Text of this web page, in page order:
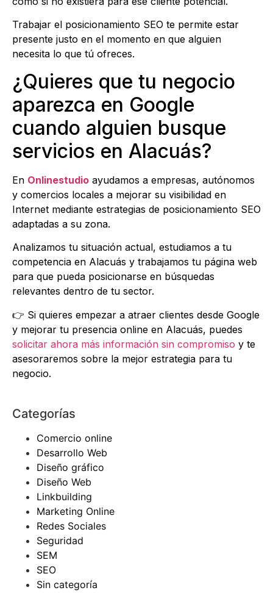
Trabajar el posicionamiento SEO te permite estar
presente justo en el momento en que alguien
necesita lo que tú ofreces.
¿Quieres que tu negocio
aparezca en Google
cuando alguien busque
servicios en Alacuás?
En Onlinestudio ayudamos a empresas, autónomos
y comercios locales a mejorar su visibilidad en
Internet mediante estrategias de posicionamiento SEO
adaptadas a su zona.
Analizamos tu situación actual, estudiamos a tu
competencia en Alacuás y trabajamos tu página web
para que pueda posicionarse en búsquedas
relevantes dentro de tu sector.
👉 Si quieres empezar a atraer clientes desde Google
y mejorar tu presencia online en Alacuás, puedes
solicitar ahora más información sin compromiso y te
asesoraremos sobre la mejor estrategia para tu
negocio.
Categorías
Comercio online
Desarrollo Web
Diseño gráfico
Diseño Web
Linkbuilding
Marketing Online
Redes Sociales
Seguridad
SEM
SEO
Sin categoría